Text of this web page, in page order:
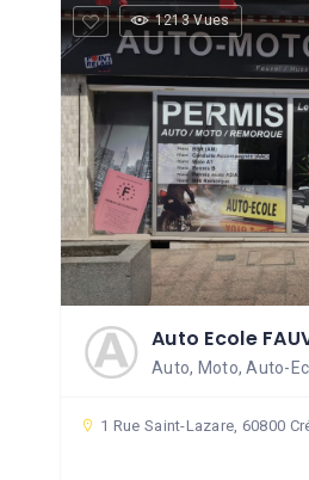
1213 Vues
Auto Ecole
1 Rue Saint-Lazare, 60800